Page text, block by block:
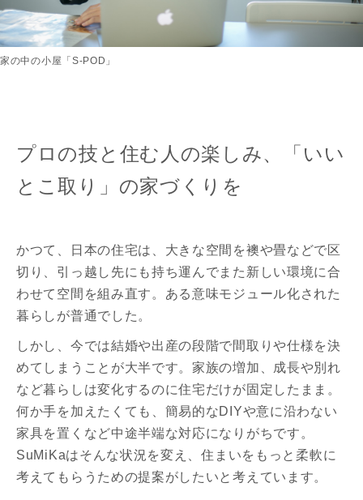
家の中の小屋「S-POD」
プロの技と住む人の楽しみ、「いい
とこ取り」の家づくりを
かつて、日本の住宅は、大きな空間を襖や畳などで区
切り、引っ越し先にも持ち運んでまた新しい環境に合
わせて空間を組み直す。ある意味モジュール化された
暮らしが普通でした。
しかし、今では結婚や出産の段階で間取りや仕様を決
めてしまうことが大半です。家族の増加、成長や別れ
など暮らしは変化するのに住宅だけが固定したまま。
何か手を加えたくても、簡易的なDIYや意に沿わない
家具を置くなど中途半端な対応になりがちです。
SuMiKaはそんな状況を変え、住まいをもっと柔軟に
考えてもらうための提案がしたいと考えています。